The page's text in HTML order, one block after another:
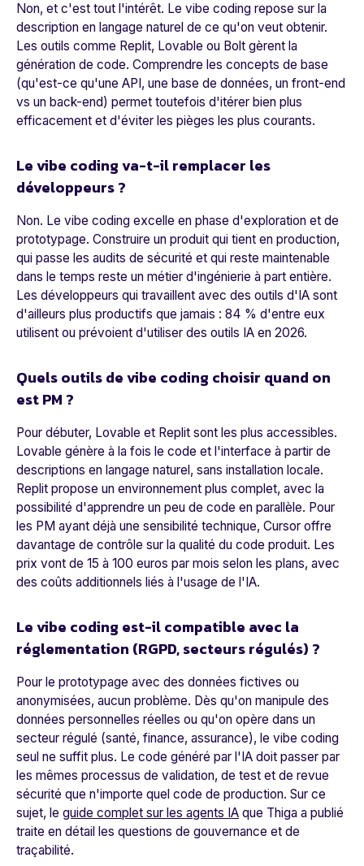
Non, et c'est tout l'intérêt. Le vibe coding repose sur la
description en langage naturel de ce qu'on veut obtenir.
Les outils comme Replit, Lovable ou Bolt gèrent la
génération de code. Comprendre les concepts de base
(qu'est-ce qu'une API, une base de données, un front-end
vs un back-end) permet toutefois d'itérer bien plus
efficacement et d'éviter les pièges les plus courants.
Le vibe coding va-t-il remplacer les
développeurs ?
Non. Le vibe coding excelle en phase d'exploration et de
prototypage. Construire un produit qui tient en production,
qui passe les audits de sécurité et qui reste maintenable
dans le temps reste un métier d'ingénierie à part entière.
Les développeurs qui travaillent avec des outils d'IA sont
d'ailleurs plus productifs que jamais : 84 % d'entre eux
utilisent ou prévoient d'utiliser des outils IA en 2026.
Quels outils de vibe coding choisir quand on
est PM ?
Pour débuter, Lovable et Replit sont les plus accessibles.
Lovable génère à la fois le code et l'interface à partir de
descriptions en langage naturel, sans installation locale.
Replit propose un environnement plus complet, avec la
possibilité d'apprendre un peu de code en parallèle. Pour
les PM ayant déjà une sensibilité technique, Cursor offre
davantage de contrôle sur la qualité du code produit. Les
prix vont de 15 à 100 euros par mois selon les plans, avec
des coûts additionnels liés à l'usage de l'IA.
Le vibe coding est-il compatible avec la
réglementation (RGPD, secteurs régulés) ?
Pour le prototypage avec des données fictives ou
anonymisées, aucun problème. Dès qu'on manipule des
données personnelles réelles ou qu'on opère dans un
secteur régulé (santé, finance, assurance), le vibe coding
seul ne suffit plus. Le code généré par l'IA doit passer par
les mêmes processus de validation, de test et de revue
sécurité que n'importe quel code de production. Sur ce
sujet, le guide complet sur les agents IA que Thiga a publié
traite en détail les questions de gouvernance et de
traçabilité.